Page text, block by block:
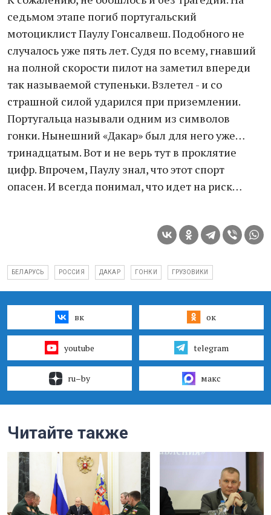
седьмом этапе погиб португальский
мотоциклист Паулу Гонсалвеш. Подобного не
случалось уже пять лет. Судя по всему, гнавший
на полной скорости пилот на заметил впереди
так называемой ступеньки. Взлетел - и со
страшной силой ударился при приземлении.
Португальца называли одним из символов
гонки. Нынешний «Дакар» был для него уже…
тринадцатым. Вот и не верь тут в проклятие
цифр. Впрочем, Паулу знал, что этот спорт
опасен. И всегда понимал, что идет на риск…
БЕЛАРУСЬ РОССИЯ ДАКАР ГОНКИ ГРУЗОВИКИ
вк ок
youtube telegram
ru–by макс
Читайте также